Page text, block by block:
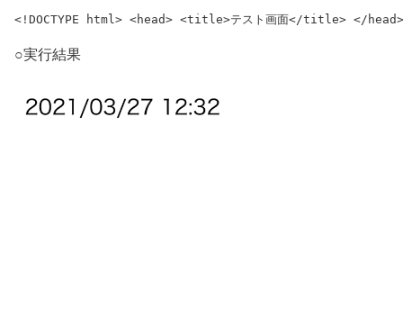
<!DOCTYPE html> <head> <title>テスト画面</title> </
○実行結果